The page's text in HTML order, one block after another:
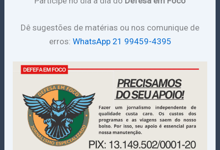
Dê sugestões de matérias ou nos comunique de
erros: WhatsApp 21 99459-4395